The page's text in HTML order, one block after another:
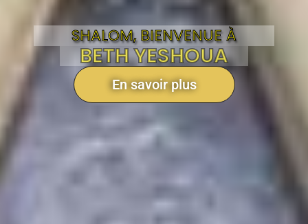
SHALOM, BIENVENUE À
BETH YESHOUA
En savoir plus